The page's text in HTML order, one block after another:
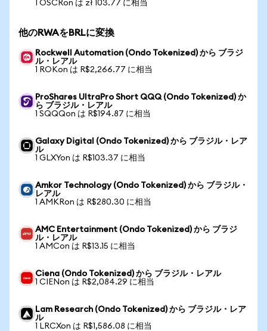
1 OSCRon は zł 103.77 に相当
他のRWAをBRLに変換
Rockwell Automation (Ondo Tokenized) から ブラジ
ル・レアル
1 ROKon は R$2,266.77 に相当
ProShares UltraPro Short QQQ (Ondo Tokenized) か
ら ブラジル・レアル
1 SQQQon は R$194.87 に相当
Galaxy Digital (Ondo Tokenized) から ブラジル・レア
ル
1 GLXYon は R$103.37 に相当
Amkor Technology (Ondo Tokenized) から ブラジル・
レアル
1 AMKRon は R$280.30 に相当
AMC Entertainment (Ondo Tokenized) から ブラジ
ル・レアル
1 AMCon は R$13.15 に相当
Ciena (Ondo Tokenized) から ブラジル・レアル
1 CIENon は R$2,084.29 に相当
Lam Research (Ondo Tokenized) から ブラジル・レア
ル
1 LRCXon は R$1,586.08 に相当